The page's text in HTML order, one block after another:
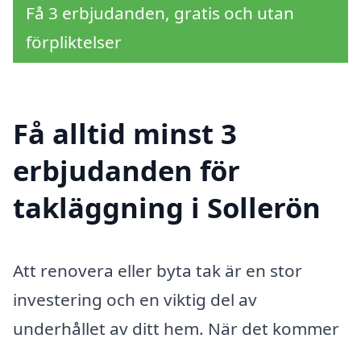
Få 3 erbjudanden, gratis och utan
förpliktelser
Få alltid minst 3
erbjudanden för
takläggning i Sollerön
Att renovera eller byta tak är en stor
investering och en viktig del av
underhållet av ditt hem. När det kommer